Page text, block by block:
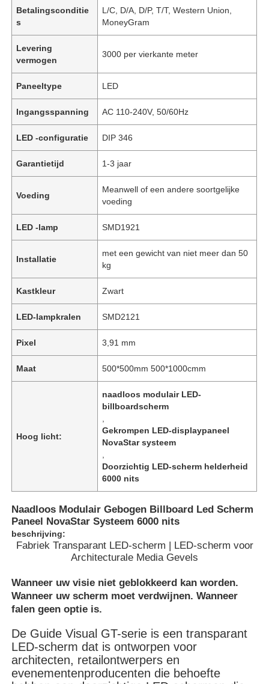
Huis
Producten
Betalingsconditie
s
L/C, D/A, D/P, T/T, Western Union,
MoneyGram
Levering
vermogen
3000 per vierkante meter
Paneeltype LED
Ingangsspanning AC 110-240V, 50/60Hz
LED -configuratie DIP 346
Garantietijd 1-3 jaar
Voeding
Meanwell of een andere soortgelijke
voeding
LED -lamp SMD1921
Installatie
met een gewicht van niet meer dan 50
kg
Kastkleur Zwart
LED-lampkralen SMD2121
Pixel 3,91 mm
Maat 500*500mm 500*1000cmm
Hoog licht:
naadloos modulair LED-
billboardscherm
Gekrompen LED-displaypaneel
NovaStar systeem
Doorzichtig LED-scherm helderheid
6000 nits
Naadloos Modulair Gebogen Billboard Led Scherm
Paneel NovaStar Systeem 6000 nits
beschrijving:
Fabriek Transparant LED-scherm | LED-scherm voor
Architecturale Media Gevels
Wanneer uw visie niet geblokkeerd kan worden.
Wanneer uw scherm moet verdwijnen. Wanneer
falen geen optie is.
De Guide Visual GT-serie is een transparant
LED-scherm dat is ontworpen voor
architecten, retailontwerpers en
evenementenproducenten die behoefte